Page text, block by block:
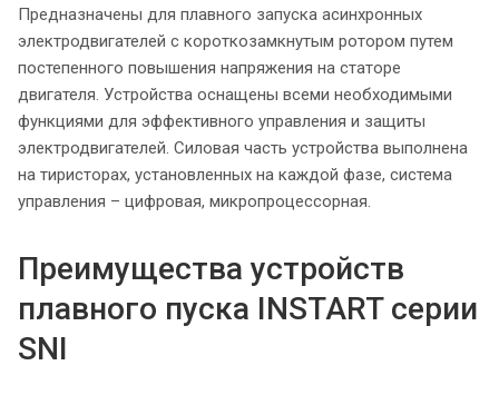
Предназначены для плавного запуска асинхронных
электродвигателей с короткозамкнутым ротором путем
постепенного повышения напряжения на статоре
двигателя. Устройства оснащены всеми необходимыми
функциями для эффективного управления и защиты
электродвигателей. Силовая часть устройства выполнена
на тиристорах, установленных на каждой фазе, система
управления – цифровая, микропроцессорная.
Преимущества устройств
плавного пуска INSTART серии
SNI